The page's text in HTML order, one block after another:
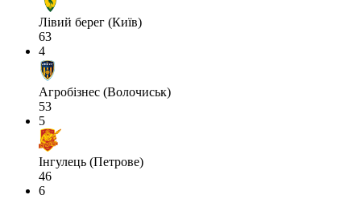
Лівий берег (Київ)
63
4
Агробізнес (Волочиськ)
53
5
Інгулець (Петрове)
46
6